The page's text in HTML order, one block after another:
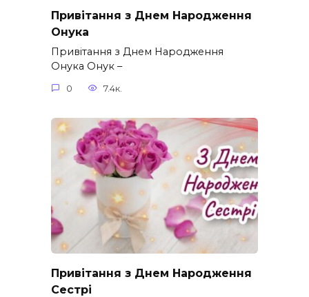
Привітання з Днем Народження
Онука
Привітання з Днем Народження
Онука Онук –
0 7.4к.
Привітання з Днем Народження
Сестрі